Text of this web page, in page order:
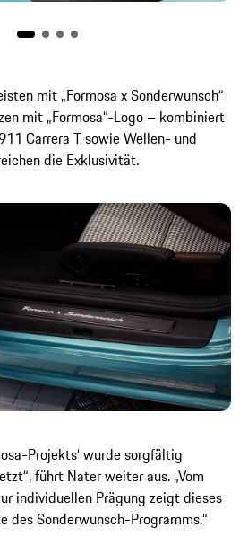
mit „Formosa x Sonderwunsch“
mit „Formosa“-Logo – kombiniert
Carrera T sowie Wellen- und
die Exklusivität.
Projekts‘ wurde sorgfältig
führt Nater weiter aus. „Vom
individuellen Prägung zeigt dieses
des Sonderwunsch-Programms.“